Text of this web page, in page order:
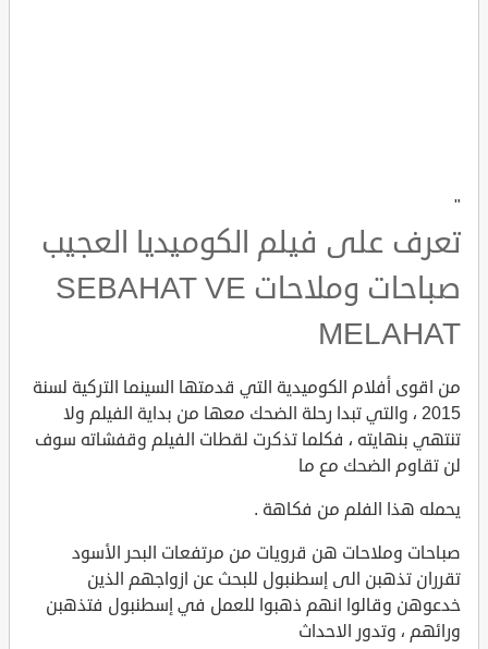
"
تعرف على فيلم الكوميديا العجيب
صباحات وملاحات SEBAHAT VE
MELAHAT
من اقوى أفلام الكوميدية التي قدمتها السينما التركية لسنة
2015 ، والتي تبدا رحلة الضحك معها من بداية الفيلم ولا
تنتهي بنهايته ، فكلما تذكرت لقطات الفيلم وقفشاته سوف
لن تقاوم الضحك مع ما
يحمله هذا الفلم من فكاهة .
صباحات وملاحات هن قرويات من مرتفعات البحر الأسود
تقرران تذهبن الى إسطنبول للبحث عن ازواجهم الذين
خدعوهن وقالوا انهم ذهبوا للعمل في إسطنبول فتذهبن
ورائهم ، وتدور الاحداث